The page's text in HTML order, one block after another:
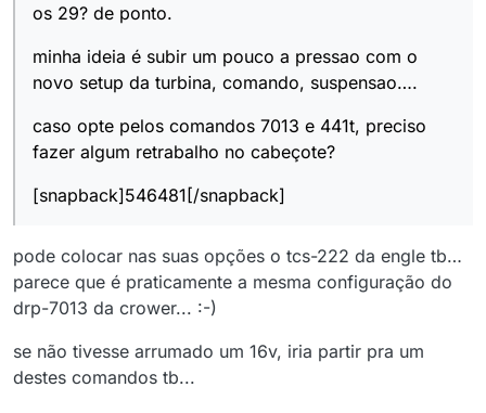
os 29? de ponto.
minha ideia é subir um pouco a pressao com o
novo setup da turbina, comando, suspensao….
caso opte pelos comandos 7013 e 441t, preciso
fazer algum retrabalho no cabeçote?
[snapback]546481[/snapback]
pode colocar nas suas opções o tcs-222 da engle tb…
parece que é praticamente a mesma configuração do
drp-7013 da crower... :-)
se não tivesse arrumado um 16v, iria partir pra um
destes comandos tb...